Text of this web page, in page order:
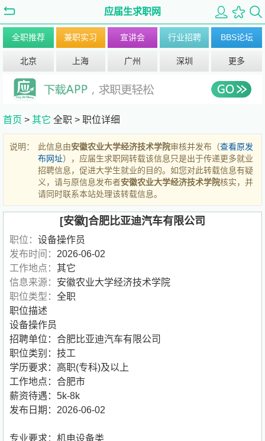
应届生求职网
全职推荐 兼职实习 宣讲会 行业招聘 BBS论坛
北京 上海 广州 深圳 更多
首页 > 其它 全职 > 职位详细
说明： 此信息由安徽农业大学经济技术学院审核并发布（查看原发
布网址），应届生求职网转载该信息只是出于传递更多就业
招聘信息，促进大学生就业的目的。如您对此转载信息有疑
义，请与原信息发布者安徽农业大学经济技术学院核实，并
请同时联系本站处理该转载信息。
[安徽]合肥比亚迪汽车有限公司
职位： 设备操作员
发布时间： 2026-06-02
工作地点： 其它
信息来源： 安徽农业大学经济技术学院
职位类型： 全职
职位描述
设备操作员
招聘单位：合肥比亚迪汽车有限公司
职位类别：技工
学历要求：高职(专科)及以上
工作地点：合肥市
薪资待遇：5k-8k
发布日期：2026-06-02
专业要求：机电设备类